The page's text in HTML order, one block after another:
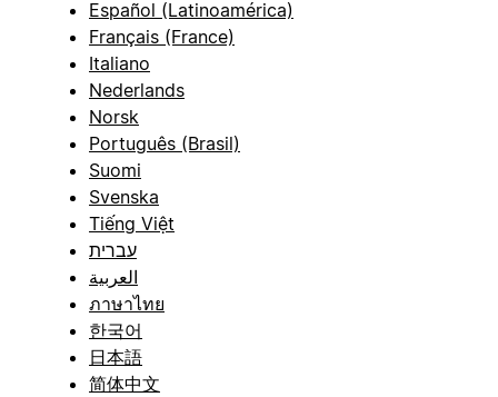
Español (Latinoamérica)
Français (France)
Italiano
Nederlands
Norsk
Português (Brasil)
Suomi
Svenska
Tiếng Việt
עברית
العربية
ภาษาไทย
한국어
日本語
简体中文